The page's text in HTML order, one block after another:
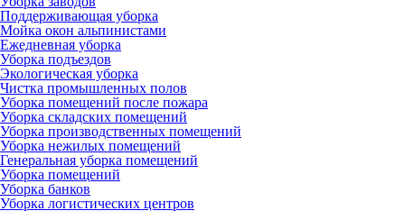
Поддерживающая уборка
Мойка окон альпинистами
Ежедневная уборка
Уборка подъездов
Экологическая уборка
Чистка промышленных полов
Уборка помещений после пожара
Уборка складских помещений
Уборка производственных помещений
Уборка нежилых помещений
Генеральная уборка помещений
Уборка помещений
Уборка банков
Уборка логистических центров